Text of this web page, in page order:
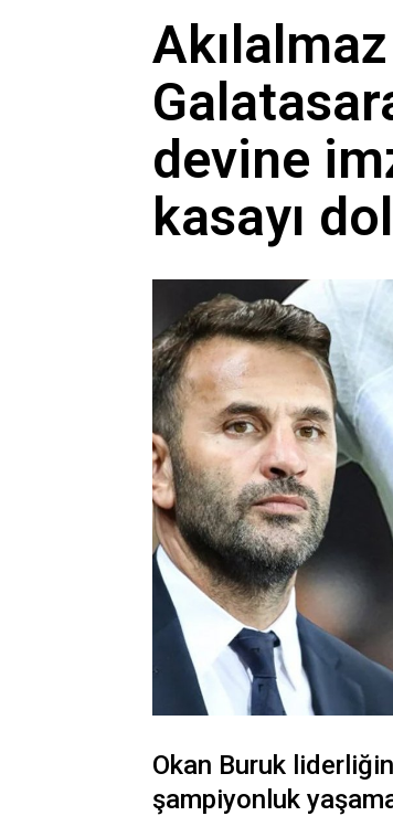
devine
kasayı
Okan Buruk
şampiyonluk